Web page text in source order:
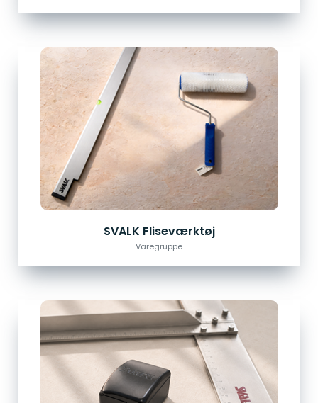
SVALK Fliseværktøj
Varegruppe